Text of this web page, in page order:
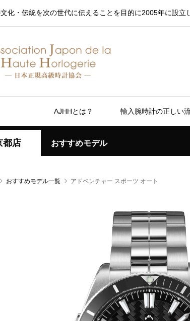
化・伝統を次の世代に伝えることを目的に2005年に設
AJHHとは？ 輸入腕時計の正しい
都店 おすすめモデル
おすすめモデル一覧 アドベンチャー スポーツ オート